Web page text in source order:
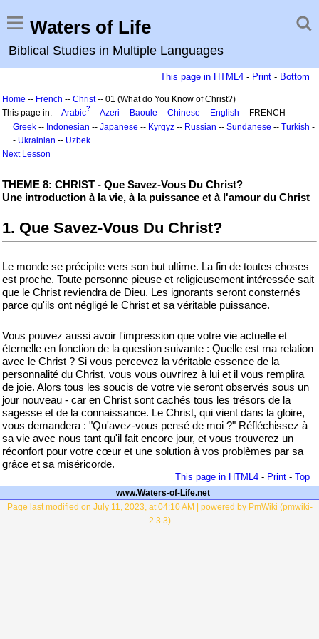
Waters of Life
Biblical Studies in Multiple Languages
This page in HTML4 - Print - Bottom
Home -- French -- Christ-- 01 (What do You Know of Christ?)
This page in: --Arabic? --Azeri -- Baoule -- Chinese -- English -- FRENCH --
Greek -- Indonesian -- Japanese -- Kyrgyz -- Russian -- Sundanese -- Turkish -
- Ukrainian -- Uzbek
Next Lesson
THEME 8: CHRIST - Que Savez-Vous Du Christ?
Une introduction à la vie, à la puissance et à l'amour du Christ
1. Que Savez-Vous Du Christ?
Le monde se précipite vers son but ultime. La fin de toutes choses
est proche. Toute personne pieuse et religieusement intéressée sait
que le Christ reviendra de Dieu. Les ignorants seront consternés
parce qu'ils ont négligé le Christ et sa véritable puissance.
Vous pouvez aussi avoir l'impression que votre vie actuelle et
éternelle en fonction de la question suivante : Quelle est ma relation
avec le Christ ? Si vous percevez la véritable essence de la
personnalité du Christ, vous vous ouvrirez à lui et il vous remplira
de joie. Alors tous les soucis de votre vie seront observés sous un
jour nouveau - car en Christ sont cachés tous les trésors de la
sagesse et de la connaissance. Le Christ, qui vient dans la gloire,
vous demandera : "Qu'avez-vous pensé de moi ?" Réfléchissez à
sa vie avec nous tant qu'il fait encore jour, et vous trouverez un
réconfort pour votre cœur et une solution à vos problèmes par sa
grâce et sa miséricorde.
This page in HTML4 - Print - Top
www.Waters-of-Life.net
Page last modified on July 11, 2023, at 04:10 AM | powered by PmWiki (pmwiki-
2.3.3)